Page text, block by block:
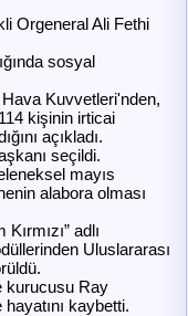
Orgeneral Ali Fethi
sosyal
Kuvvetleri'nden,
kişinin irticai
açıkladı.
seçildi.
mayıs
alabora olması
adlı
Uluslararası
kurucusu Ray
kaybetti.